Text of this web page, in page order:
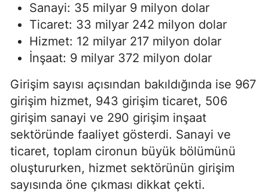
Sanayi: 35 milyar 9 milyon dolar
Ticaret: 33 milyar 242 milyon dolar
Hizmet: 12 milyar 217 milyon dolar
İnşaat: 9 milyar 372 milyon dolar
Girişim sayısı açısından bakıldığında ise 967
girişim hizmet, 943 girişim ticaret, 506
girişim sanayi ve 290 girişim inşaat
sektöründe faaliyet gösterdi. Sanayi ve
ticaret, toplam cironun büyük bölümünü
oluştururken, hizmet sektörünün girişim
sayısında öne çıkması dikkat çekti.